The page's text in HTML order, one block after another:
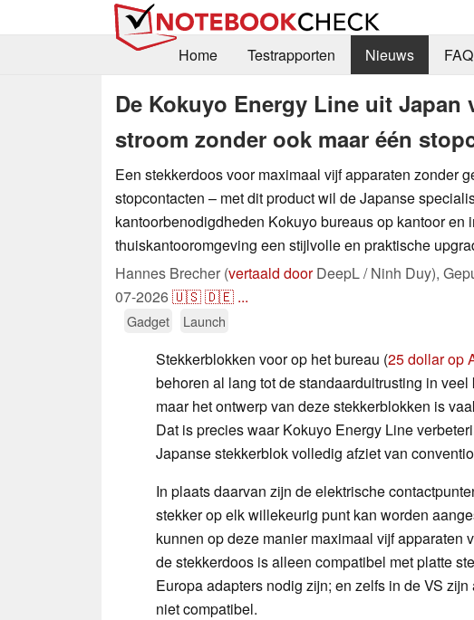
Home
Testrapporten Nieuws
De Kokuyo Energy Line uit Japan
stroom zonder ook maar één
Een stekkerdoos voor maximaal vijf apparaten zonder
stopcontacten – met dit product wil de Japanse
kantoorbenodigdheden Kokuyo bureaus op kantoor en
thuiskantooromgeving een stijlvolle en praktische
Hannes Brecher (vertaald doorDeepL / Ninh Duy),
07-2026🇺🇸🇩🇪 ...
Gadget Launch
Stekkerblokken voor op het bureau (25 dollar op
behoren al lang tot de standaarduitrusting in veel
maar het ontwerp van deze stekkerblokken is
Dat is precies waar Kokuyo Energy Line
Japanse stekkerblok volledig afziet van
In plaats daarvan zijn de elektrische
stekker op elk willekeurig punt kan worden
kunnen op deze manier maximaal vijf apparaten
de stekkerdoos is alleen compatibel met platte
Europa adapters nodig zijn; en zelfs in de VS
niet compatibel.